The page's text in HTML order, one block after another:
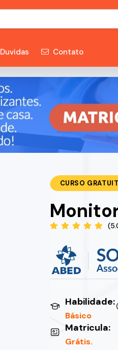
Duvidas Contato
CURSO
Habilidade:
Básico
Matricula:
Grátis.